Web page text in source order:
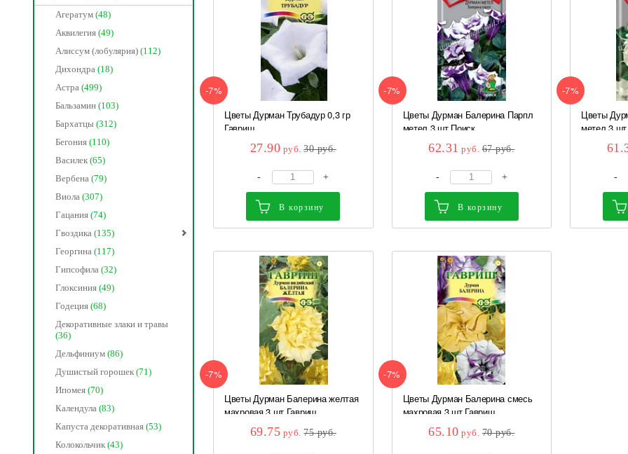
Агератум (48)
Аквилегия (49)
Алиссум (лобулярия) (112)
Дихондра (18)
Астра (499)
Бальзамин (103)
Бархатцы (312)
Бегония (110)
Василек (65)
Вербена (79)
Виола (307)
Гацания (74)
Гвоздика (135)
Георгина (117)
Гипсофила (32)
Глоксиния (49)
Годеция (68)
Декоративные злаки и травы
(36)
Дельфиниум (86)
Душистый горошек (71)
Ипомея (70)
Календула (83)
Капуста декоративная (53)
Колокольчик (43)
-7%
Цветы Дурман Трубадур 0,3 гр
Гавриш
27.90 руб. 30руб.
- +
В корзину
-7%
Цветы Дурман Балерина Парпл
метел 3 шт Поиск
62.31 руб. 67руб.
- +
В корзину
-7%
Цветы
метел 3
-
-7%
Цветы Дурман Балерина желтая
махровая 3 шт Гавриш
69.75 руб. 75руб.
-7%
Цветы Дурман Балерина смесь
махровая 3 шт Гавриш
65.10 руб. 70руб.